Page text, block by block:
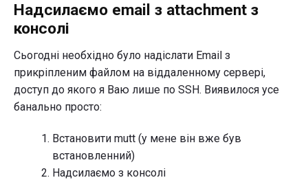
Надсилаємо email з attachment з
консолі
Сьогодні необхідно було надіслати Email з
прикріпленим файлом на віддаленному сервері,
доступ до якого я Ваю лише по SSH. Виявилося усе
банально просто:
Встановити mutt (у мене він вже був
встановленний)
Надсилаємо з консолі